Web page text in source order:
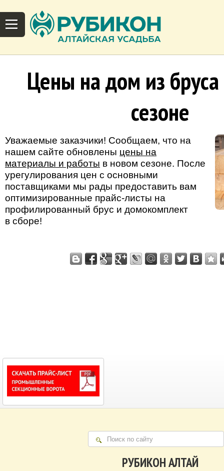
Цены на дом из
сезоне
Уважаемые заказчики! Сообщаем, что на
нашем сайте обновлены цены на
материалы и работы в новом сезоне. После
урегулирования цен с основными
поставщиками мы рады предоставить вам
оптимизированные прайс-листы на
профилированный брус и домокомплект
в сборе!
РУБИКОН АЛТАЙ